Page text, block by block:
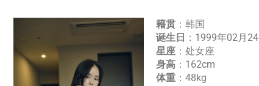
籍贯 ：韩国
诞生日 ：1999年02月
星座 ：处女座
身高 ：162cm
体重 ：48kg